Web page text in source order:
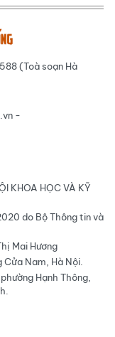
(Toà soạn Hà
-
KHOA HỌC VÀ KỸ
do Bộ Thông tin và
Mai Hương
Cửa Nam, Hà Nội.
Hạnh Thông,